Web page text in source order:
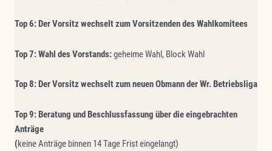
Top 6: Der Vorsitz wechselt zum Vorsitzenden des Wahlkomitees
Top 7:Wahl des Vorstands:geheime Wahl, Block Wahl
Top 8: Der Vorsitz wechselt zum neuen Obmann der Wr. Betriebsliga
Top 9: Beratung und Beschlussfassung über die eingebrachten
Anträge
(keine Anträge binnen 14 Tage Frist eingelangt)